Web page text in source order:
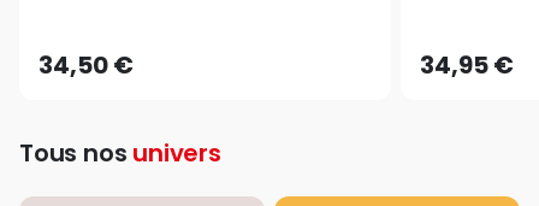
34,50 € 34,95 €
Tous nos univers